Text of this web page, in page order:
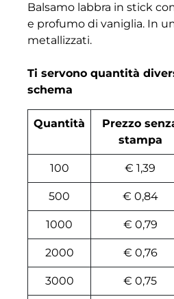
Balsamo labbra in stick
e profumo di vaniglia. In
metallizzati.
Ti servono quantità
schema
Quantità
Prezzo
stampa
100 € 1,39
500 € 0,84
1000 € 0,79
2000 € 0,76
3000 € 0,75